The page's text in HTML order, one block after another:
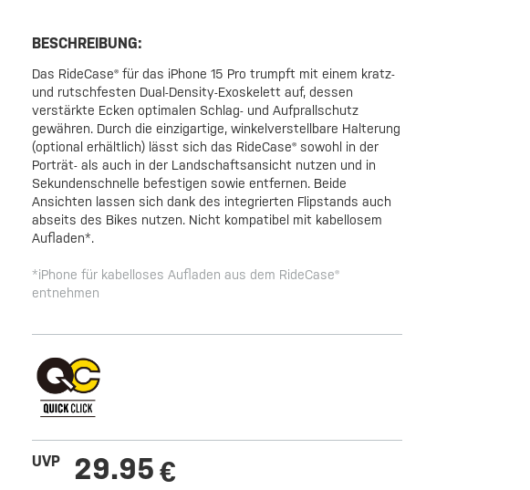
BESCHREIBUNG:
Das RideCase® für das iPhone 15 Pro trumpft mit einem kratz-
und rutschfesten Dual-Density-Exoskelett auf, dessen
verstärkte Ecken optimalen Schlag- und Aufprallschutz
gewähren. Durch die einzigartige, winkelverstellbare Halterung
(optional erhältlich) lässt sich das RideCase® sowohl in der
Porträt- als auch in der Landschaftsansicht nutzen und in
Sekundenschnelle befestigen sowie entfernen. Beide
Ansichten lassen sich dank des integrierten Flipstands auch
abseits des Bikes nutzen. Nicht kompatibel mit kabellosem
Aufladen*.
*iPhone für kabelloses Aufladen aus dem RideCase®
entnehmen
UVP 29.95€